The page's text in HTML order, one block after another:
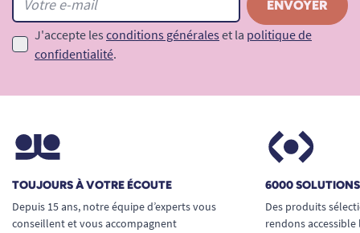
J'accepte les conditions générales et la politique de
confidentialité.
TOUJOURS À VOTRE ÉCOUTE
Depuis 15 ans, notre équipe d’experts vous
conseillent et vous accompagnent
6000
Des produits
rendons